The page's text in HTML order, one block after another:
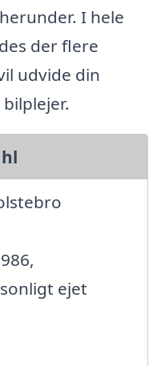
I hele
der flere
udvide din
ejet